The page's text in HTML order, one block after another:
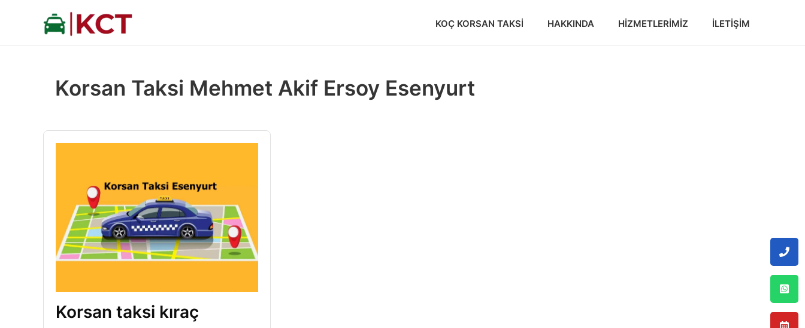
KOÇ KORSAN TAKSI HAKKINDA HIZMETLERIMIZ İLETIŞIM
Korsan Taksi Mehmet Akif Ersoy Esenyurt
Korsan taksi kıraç